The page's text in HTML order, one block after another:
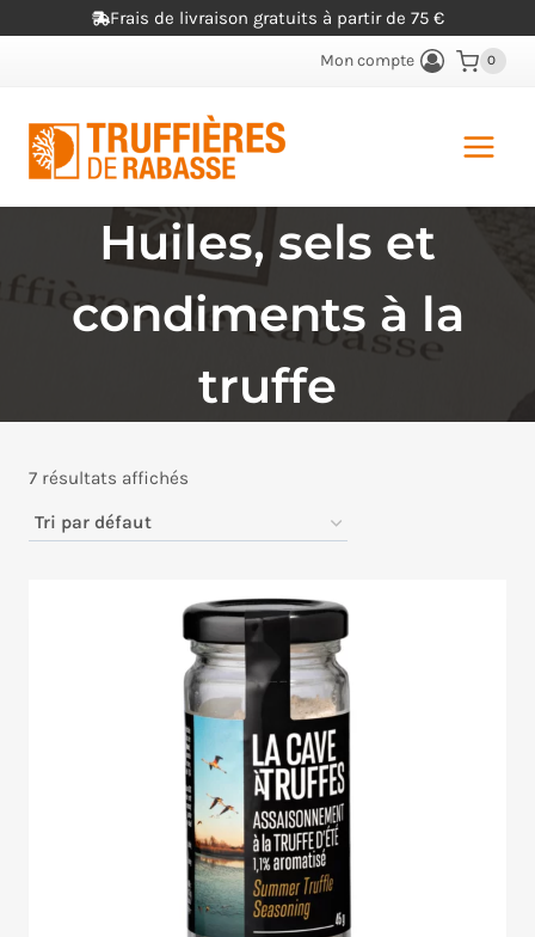
Frais de livraison gratuits à partir de 75 €
Mon compte 0
Huiles, sels et
condiments à la
truffe
7 résultats affichés